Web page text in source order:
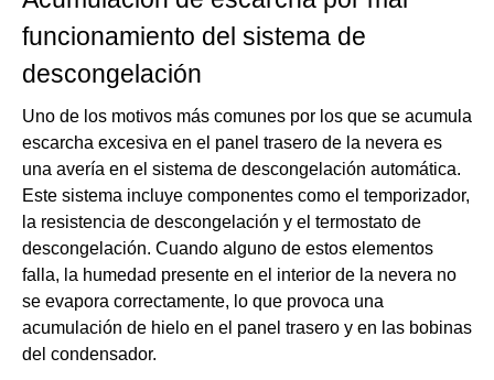
funcionamiento del sistema de
descongelación
Uno de los motivos más comunes por los que se acumula
escarcha excesiva en el panel trasero de la nevera es
una avería en el sistema de descongelación automática.
Este sistema incluye componentes como el temporizador,
la resistencia de descongelación y el termostato de
descongelación. Cuando alguno de estos elementos
falla, la humedad presente en el interior de la nevera no
se evapora correctamente, lo que provoca una
acumulación de hielo en el panel trasero y en las bobinas
del condensador.